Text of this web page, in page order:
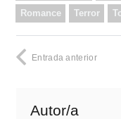
Romance Terror
Entrada anterior
Autor/a